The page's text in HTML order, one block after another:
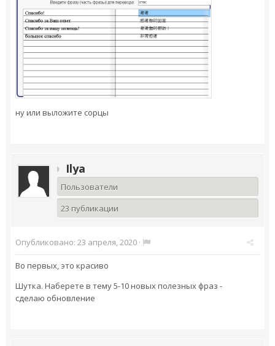
ну или выложите сорцы
Ilya
Пользователи
23 публикации
Опубликовано: 23 апреля, 2020 ·
Во первых, это красиво
Шутка. Наберете в тему 5-10 новых полезных фраз -
сделаю обновление